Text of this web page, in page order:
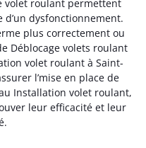
volet roulant permettent
d’un dysfonctionnement.
plus correctement ou
Déblocage volets roulant
volet roulant à Saint-
l’mise en place de
Installation volet roulant,
leur efficacité et leur